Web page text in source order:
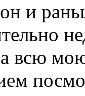
и
всю